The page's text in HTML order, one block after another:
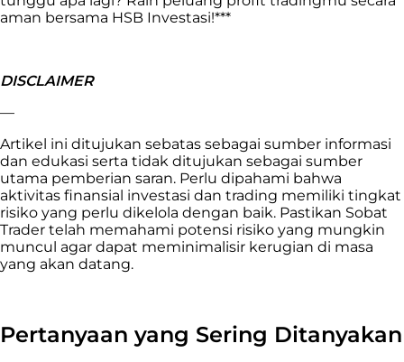
aman bersama HSB Investasi!***
DISCLAIMER
—
Artikel ini ditujukan sebatas sebagai sumber informasi
dan edukasi serta tidak ditujukan sebagai sumber
utama pemberian saran. Perlu dipahami bahwa
aktivitas finansial investasi dan trading memiliki tingkat
risiko yang perlu dikelola dengan baik. Pastikan Sobat
Trader telah memahami potensi risiko yang mungkin
muncul agar dapat meminimalisir kerugian di masa
yang akan datang.
Pertanyaan yang Sering Ditanyakan